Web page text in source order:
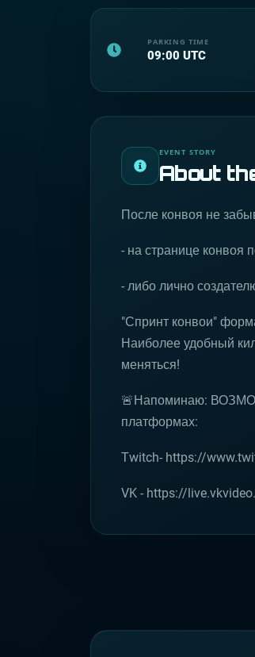
PARKING TIME
09:00 UTC
EVENT STORY
About
После конвоя не
- на странице конвоя
- либо лично
"Спринт конвои"
Наиболее удобный
меняться!
🚨Напоминаю:
платформах:
Twitch- https://
VK - https://